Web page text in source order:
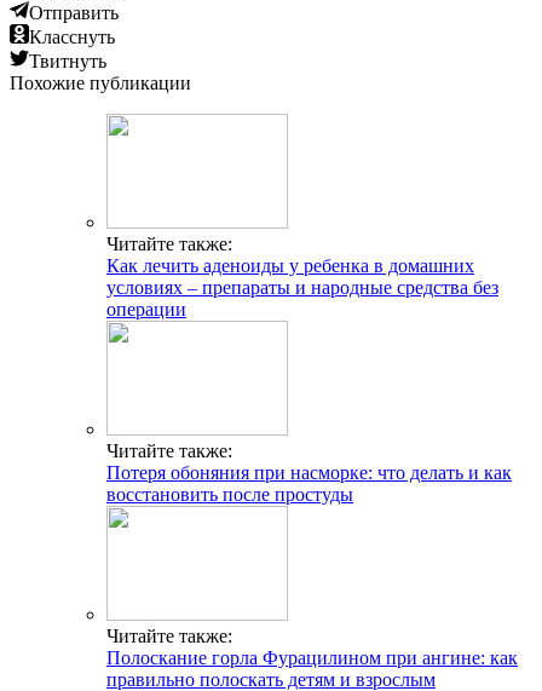
Отправить
Класснуть
Твитнуть
Похожие публикации
Читайте также:
Как лечить аденоиды у ребенка в домашних
условиях – препараты и народные средства без
операции
Читайте также:
Потеря обоняния при насморке: что делать и как
восстановить после простуды
Читайте также:
Полоскание горла Фурацилином при ангине: как
правильно полоскать детям и взрослым